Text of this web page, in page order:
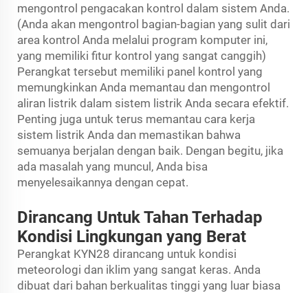
mengontrol pengacakan kontrol dalam sistem Anda.
(Anda akan mengontrol bagian-bagian yang sulit dari
area kontrol Anda melalui program komputer ini,
yang memiliki fitur kontrol yang sangat canggih)
Perangkat tersebut memiliki panel kontrol yang
memungkinkan Anda memantau dan mengontrol
aliran listrik dalam sistem listrik Anda secara efektif.
Penting juga untuk terus memantau cara kerja
sistem listrik Anda dan memastikan bahwa
semuanya berjalan dengan baik. Dengan begitu, jika
ada masalah yang muncul, Anda bisa
menyelesaikannya dengan cepat.
Dirancang Untuk Tahan Terhadap
Kondisi Lingkungan yang Berat
Perangkat KYN28 dirancang untuk kondisi
meteorologi dan iklim yang sangat keras. Anda
dibuat dari bahan berkualitas tinggi yang luar biasa